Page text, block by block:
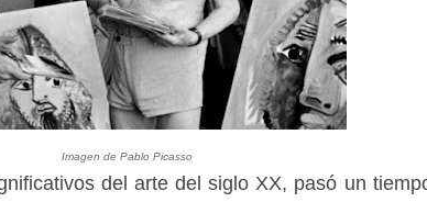
Imagen de Pablo Picasso
del arte del siglo XX, pasó un